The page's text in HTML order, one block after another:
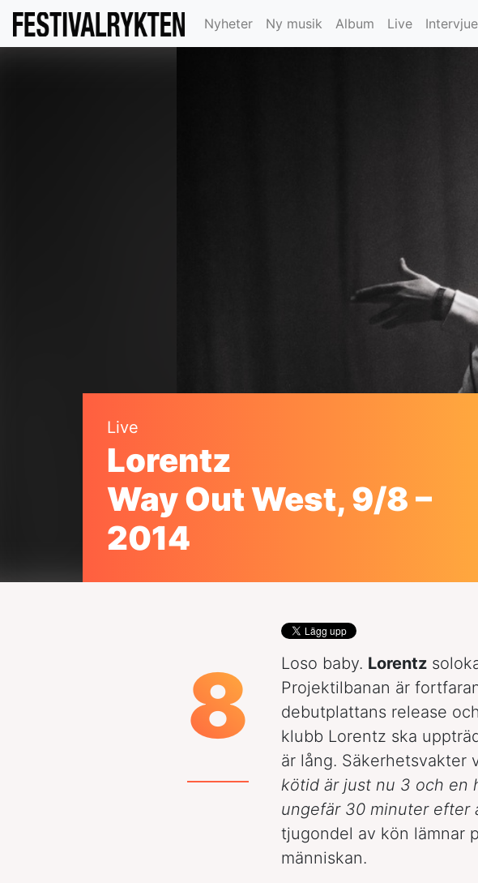
Nyheter Ny musik Album Live
Live
Lorentz
Way Out West, 9/8 –
2014
8 Loso baby. Lorentz
Projektilbanan är
debutplattans release
klubb Lorentz ska
är lång. Säkerhetsvakter
kötid är just nu 3 och en
ungefär 30 minuter efter
tjugondel av kön lämnar
människan.